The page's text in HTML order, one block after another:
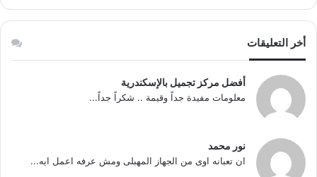
أخر التعليقات
أفضل مركز تجميل بالإسكندرية
معلومات مفيدة جداً وقيمة .. شكراً جداً...
نور محمد
ان تعبانه اوى من الجهاز المهبلى ومش عرفه اعمل ايه...